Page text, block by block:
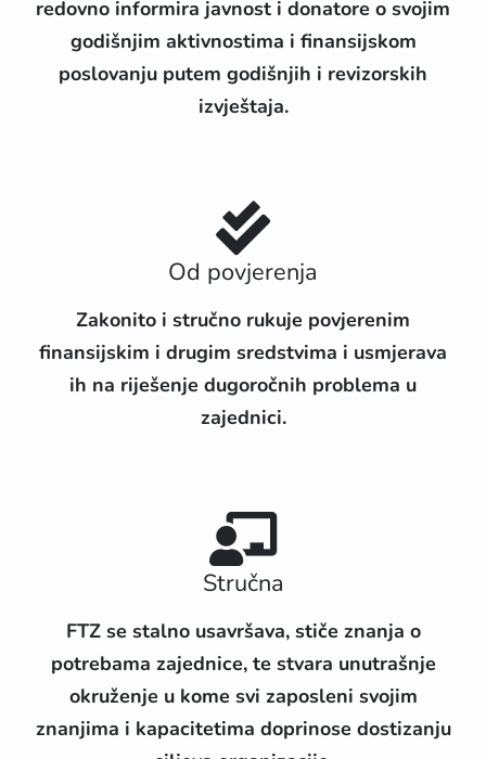
redovno informira javnost i donatore o svojim
godišnjim aktivnostima i finansijskom
poslovanju putem godišnjih i revizorskih
izvještaja.
Od povjerenja
Zakonito i stručno rukuje povjerenim
finansijskim i drugim sredstvima i usmjerava
ih na riješenje dugoročnih problema u
zajednici.
Stručna
FTZ se stalno usavršava, stiče znanja o
potrebama zajednice, te stvara unutrašnje
okruženje u kome svi zaposleni svojim
znanjima i kapacitetima doprinose dostizanju